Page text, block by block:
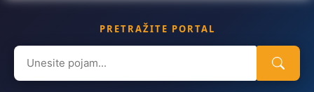
PRETRAŽITE PORTAL
Search
for: